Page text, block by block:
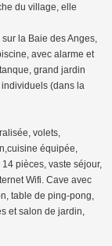
du village, elle
la Baie des Anges,
avec alarme et
grand jardin
(dans la
volets,
équipée,
pièces, vaste séjour,
Wifi. Cave avec
table de ping-pong,
et salon de jardin,